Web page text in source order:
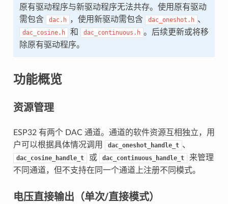
原有驱动程序与新驱动程序无法共存。使用原有驱动
需包含
dac.h ，使用新驱动需包含 dac_oneshot.h 、
dac_cosine.h 和 dac_continuous.h 。后续更新或将移
除原有驱动程序。
功能概览
资源管理
ESP32 有两个 DAC 通道。通道的软件资源互相独立，用
户可以根据具体情况调用
dac_oneshot_handle_t 、
dac_cosine_handle_t 或 dac_continuous_handle_t
来管理
不同通道，但不支持在同一个通道上注册不同模式。
电压直接输出（单次/直接模式）